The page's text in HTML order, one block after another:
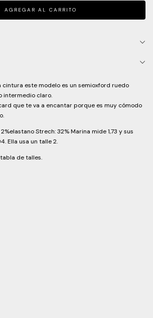
este modelo es un semioxford ruedo
intermedio claro.
que te va a encantar porque es muy cómodo
Strech: 32% Marina mide 1,73 y sus
Ella usa un talle 2.
de talles.